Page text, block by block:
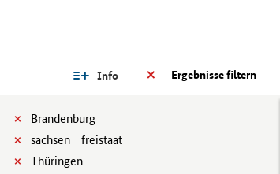
Ergebnisse filtern
Info
Brandenburg
sachsen__freistaat
Thüringen